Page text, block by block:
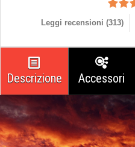
Leggi recensioni (313)
Descrizione Accessori